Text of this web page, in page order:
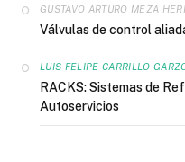
GUSTAVO ARTURO MEZA
Válvulas de control
LUIS FELIPE CARRILLO
RACKS: Sistemas de
Autoservicios